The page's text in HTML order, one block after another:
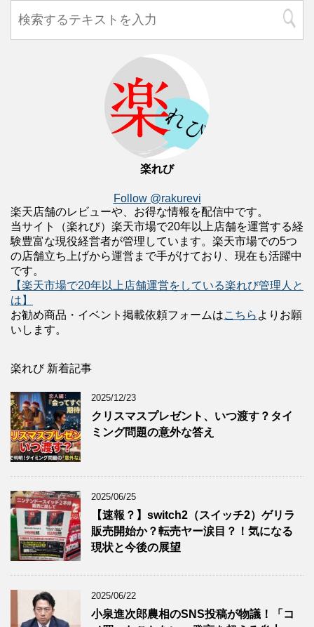
楽れび
Follow @rakurevi
楽天店舗のレビューや、お得な情報を配信中です。
当サイト（楽れび）楽天市場で20年以上店舗を運営する経
験豊富な現役経営者が管理しています。楽天市場での5つ
の店舗立ち上げから運営まで手がけており、現在も活躍中
です。
【楽天市場で20年以上店舗運営をしている楽れび管理人と
は】
お勧め商品・イベント掲載依頼フォームはこちら よりお願
いします。
楽れび 新着記事
2025/12/23
クリスマスプレゼント、いつ渡す？タイ
ミング問題の意外な答え
2025/06/25
【速報？】switch2（スイッチ2）ゲリラ
販売開始か？転売ヤー涙目？！気になる
現状と今後の展望
2025/06/22
小泉進次郎農相のSNS投稿が物議！「コ